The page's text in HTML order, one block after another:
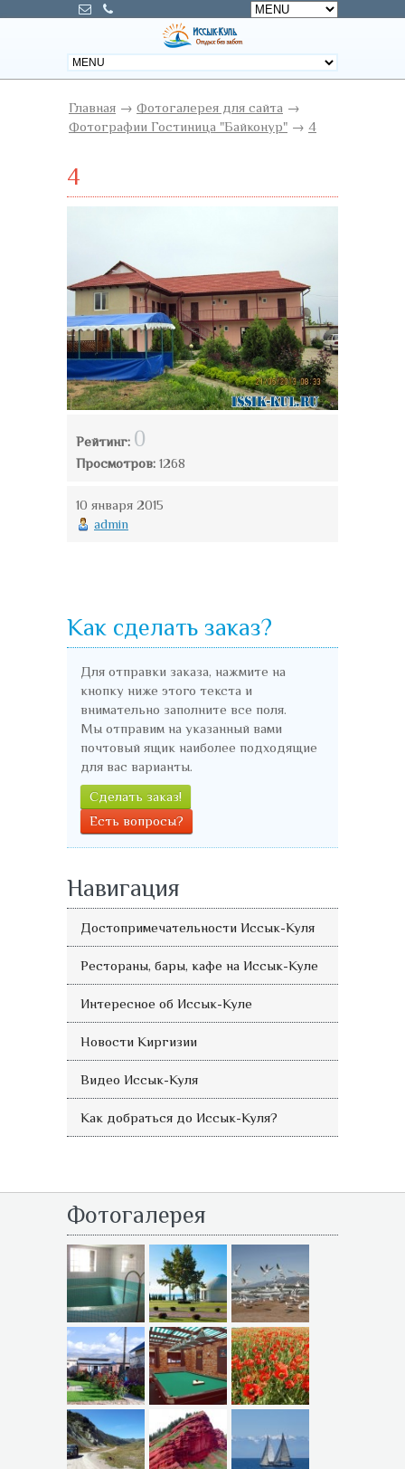
Главная → Фотогалерея для сайта →
Фотографии Гостиница "Байконур" → 4
4
Рейтинг: 0
Просмотров: 1268
10 января 2015
admin
Как сделать заказ?
Для отправки заказа, нажмите на
кнопку ниже этого текста и
внимательно заполните все поля.
Мы отправим на указанный вами
почтовый ящик наиболее подходящие
для вас варианты.
Сделать заказ!
Есть вопросы?
Навигация
Достопримечательности Иссык-Куля
Рестораны, бары, кафе на Иссык-Куле
Интересное об Иссык-Куле
Новости Киргизии
Видео Иссык-Куля
Как добраться до Иссык-Куля?
Фотогалерея